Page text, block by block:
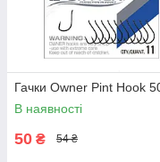
Гачки Owner Pint Hook
В наявності
50 ₴ 54 ₴